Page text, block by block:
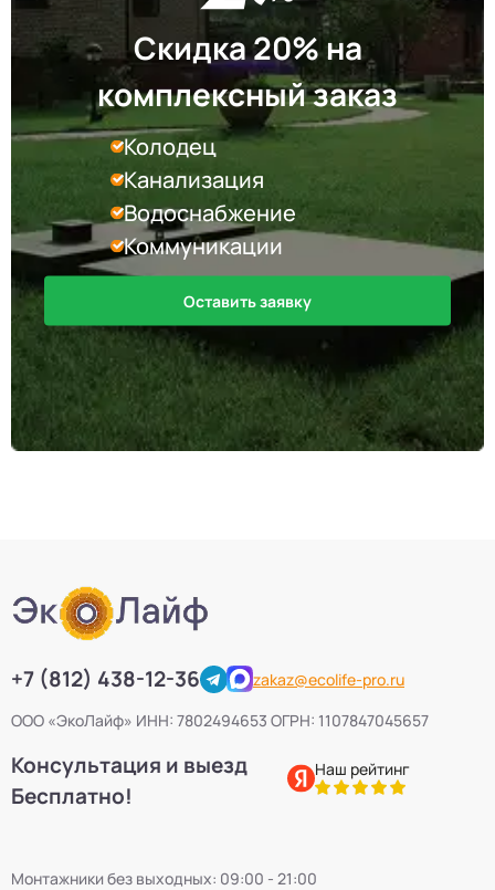
Скидка 20% на
комплексный заказ
Колодец
Канализация
Водоснабжение
Коммуникации
Оставить заявку
+7 (812) 438-12-36
zakaz@ecolife-pro.ru
ООО «ЭкоЛайф» ИНН: 7802494653 ОГРН: 1107847045657
Консультация и выезд
Бесплатно!
Наш рейтинг
Монтажники без выходных: 09:00 - 21:00